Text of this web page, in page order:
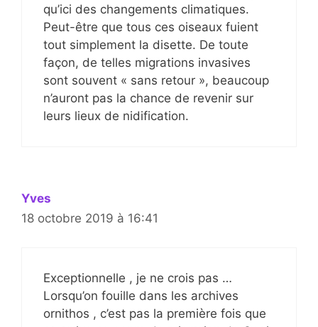
qu’ici des changements climatiques.
Peut-être que tous ces oiseaux fuient
tout simplement la disette. De toute
façon, de telles migrations invasives
sont souvent « sans retour », beaucoup
n’auront pas la chance de revenir sur
leurs lieux de nidification.
Yves
18 octobre 2019 à 16:41
Exceptionnelle , je ne crois pas …
Lorsqu’on fouille dans les archives
ornithos , c’est pas la première fois que